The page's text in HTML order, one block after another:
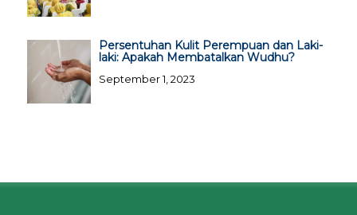
Persentuhan Kulit Perempuan dan Laki-
laki: Apakah Membatalkan Wudhu?
September 1, 2023